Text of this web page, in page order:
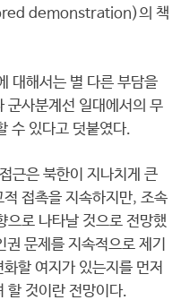
demonstration)의 책
대해서는 별 다른 부담을
군사분계선 일대에서의 무
수 있다고 덧붙였다.
근은 북한이 지나치게 큰
접촉을 지속하지만, 조속
으로 나타날 것으로 전망했
문제를 지속적으로 제기
할 여지가 있는지를 먼저
할 것이란 전망이다.